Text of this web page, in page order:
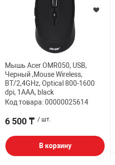
Мышь Acer OMR050, USB,
Черный ,Mouse Wireless,
BT/2,4GHz, Optical 800-1600
dpi, 1AAA, black
Код товара: 00000025614
6 500 ₸ / шт.
В корзину